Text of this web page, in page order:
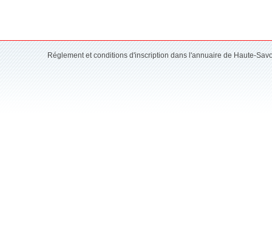
Réglement et conditions d'inscription dans l'annuaire de Haute-